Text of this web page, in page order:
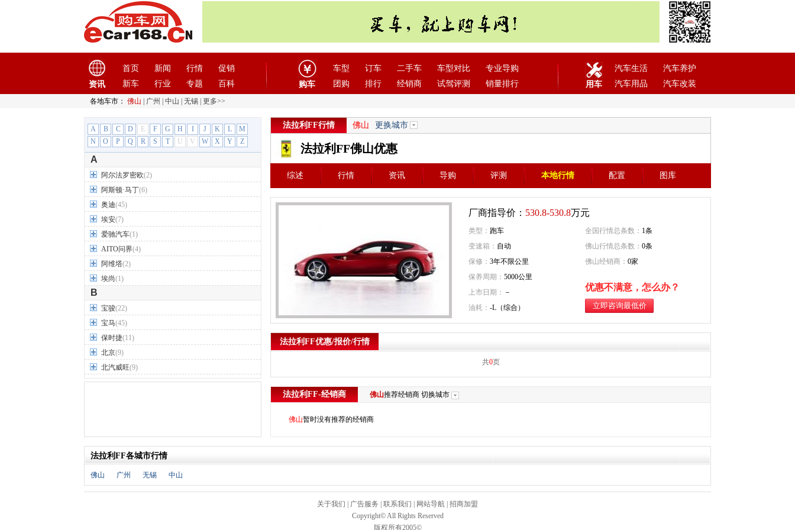
资讯
首页 新闻 行情
促销
新车
行业 专题 百科 购车
车型 订车 二手车 车型对比
专业导购
团购
排行 经销商 试驾评测 销量排行 用车
汽车生活
汽车养护
汽车用品
汽车改装
各地车市： 佛山 广州 中山 无锡 更多>>
A B C D E F G H I J K L
M
N
O P Q R S T U V W X Y Z
A
阿尔法罗密欧(2)
阿斯顿·马丁(6)
奥迪(45)
埃安(7)
爱驰汽车(1)
AITO问界(4)
阿维塔(2)
埃尚(1)
B
宝骏(22)
宝马(45)
保时捷(11)
北京(9)
北汽威旺(9)
北汽制造(7)
别克 (24)
宾利
(5)
比亚迪(56)
法拉利FF行情 佛山 更换城市
法拉利FF佛山优惠
综述 行情 资讯 导购 评测 本地行情 配置 图库
厂商指导价： 530.8-530.8万元
类型： 跑车 全国行情总条数： 1条
变速箱： 自动 佛山行情总条数： 0条
保修： 3年不限公里 佛山经销商： 0家
保养周期： 5000公里
优惠不满意，怎么办？
上市日期： －
油耗： -L（综合）
法拉利FF优惠/报价/行情
共0页
法拉利FF-经销商 佛山推荐经销商 切换城市
佛山暂时没有推荐的经销商
法拉利FF各城市行情
佛山 广州 无锡 中山
关于我们 广告服务 联系我们 网站导航 招商加盟
Copyright© All Rights Reserved
版权所有2005©